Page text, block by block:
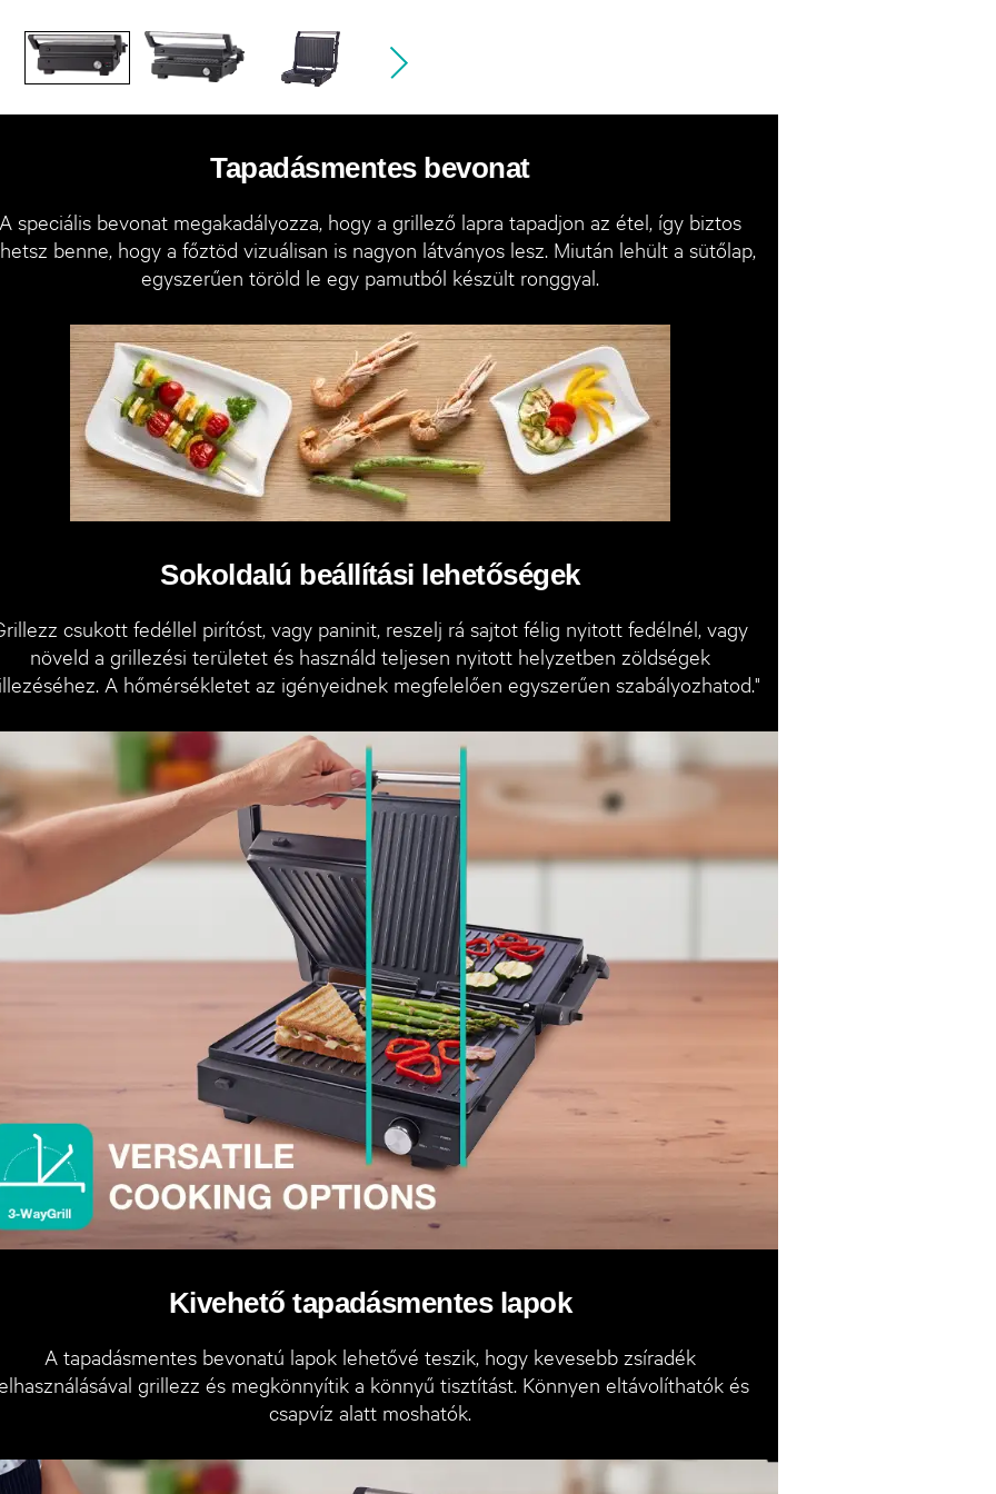
Tapadásmentes bevonat
A speciális bevonat megakadályozza, hogy a grillező lapra tapadjon az étel, így biztos
benne, hogy a főztöd vizuálisan is nagyon látványos lesz. Miután lehült a sütőlap,
egyszerűen töröld le egy pamutból készült ronggyal.
Sokoldalú beállítási lehetőségek
csukott fedéllel pirítóst, vagy paninit, reszelj rá sajtot félig nyitott fedélnél, vagy
növeld a grillezési területet és használd teljesen nyitott helyzetben zöldségek
A hőmérsékletet az igényeidnek megfelelően egyszerűen szabályozhatod."
Kivehető tapadásmentes lapok
A tapadásmentes bevonatú lapok lehetővé teszik, hogy kevesebb zsíradék
grillezz és megkönnyítik a könnyű tisztítást. Könnyen eltávolíthatók és
csapvíz alatt moshatók.